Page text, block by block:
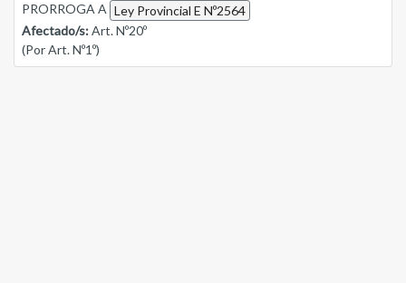
PRORROGA A Ley Provincial E Nº2564
Afectado/s:Art. Nº20º
(Por Art. Nº1º)